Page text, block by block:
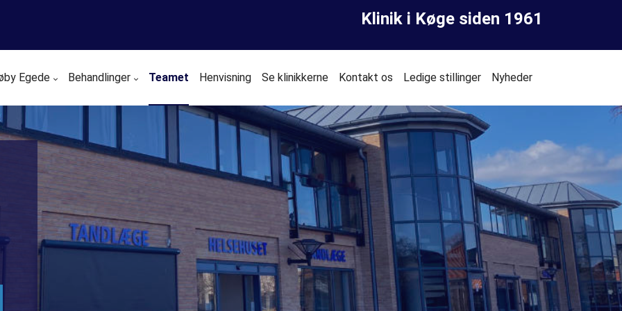
Klinik i Køge siden 1961
Egede Behandlinger Teamet Henvisning Se klinikkerne Kontakt os Ledige stillinger Nyheder